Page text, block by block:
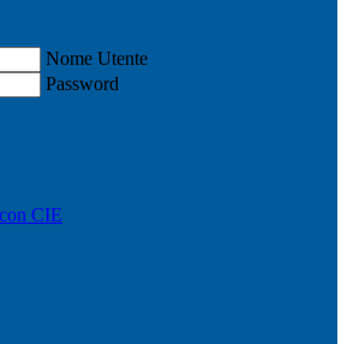
Nome Utente
Password
CIE